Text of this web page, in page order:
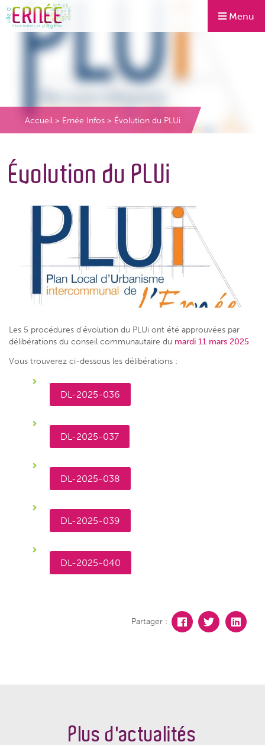
Menu
Accueil > Ernée Infos > Évolution du PLUi
Évolution du PLUi
Les 5 procédures d’évolution du PLUi ont été approuvées par
délibérations du conseil communautaire du mardi 11 mars 2025.
Vous trouverez ci-dessous les délibérations :
DL-2025-036
DL-2025-037
DL-2025-038
DL-2025-039
DL-2025-040
Partager :
Plus d'actualités